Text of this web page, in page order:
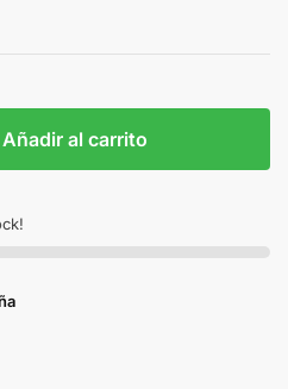
Añadir al carrito